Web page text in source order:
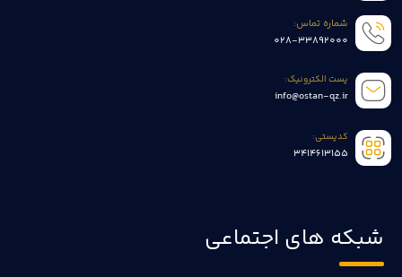
شماره تماس:
028-33892000
پست الکترونیک:
info@ostan-qz.ir
کدپستی:
3414613155
شبکه های اجتماعی